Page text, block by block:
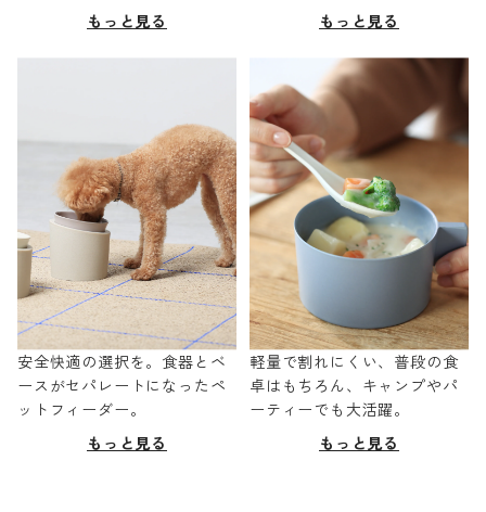
もっと見る
もっと見る
安全快適の選択を。食器とベ
ースがセパレートになったペ
ットフィーダー。
もっと見る
軽量で割れにくい、普段の食
卓はもちろん、キャンプやパ
ーティーでも大活躍。
もっと見る